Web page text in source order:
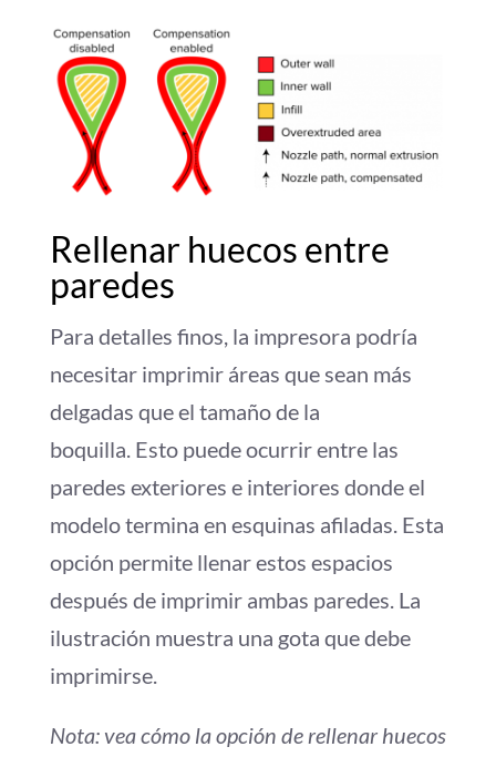
Rellenar huecos entre
paredes
Para detalles finos, la impresora podría
necesitar imprimir áreas que sean más
delgadas que el tamaño de la
boquilla. Esto puede ocurrir entre las
paredes exteriores e interiores donde el
modelo termina en esquinas afiladas. Esta
opción permite llenar estos espacios
después de imprimir ambas paredes. La
ilustración muestra una gota que debe
imprimirse.
Nota: vea cómo la opción de rellenar huecos